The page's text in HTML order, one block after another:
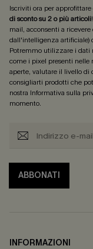
Iscriviti ora per approfittare
di sconto su 2 o più articoli
mail, acconsenti a
dall'intelligenza artificiale)
Potremmo utilizzare i dati
come i pixel presenti nelle
aperte, valutare il livello di
consigliarti prodotti che
nostra Informativa sulla
momento.
ABBONATI
INFORMAZIONI